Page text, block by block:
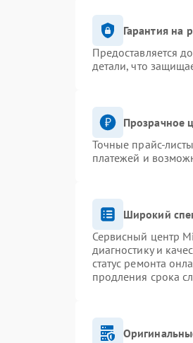
Гарантия на
Предоставляется
детали, что
Прозрачное
Точные прайс-
платежей и
Широкий
Сервисный центр
диагностику и
статус ремонта
продления срока